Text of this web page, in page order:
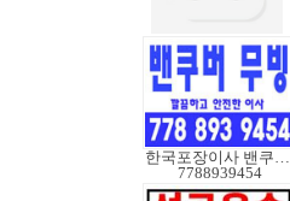
한국포장이사 밴쿠버무빙
7788939454